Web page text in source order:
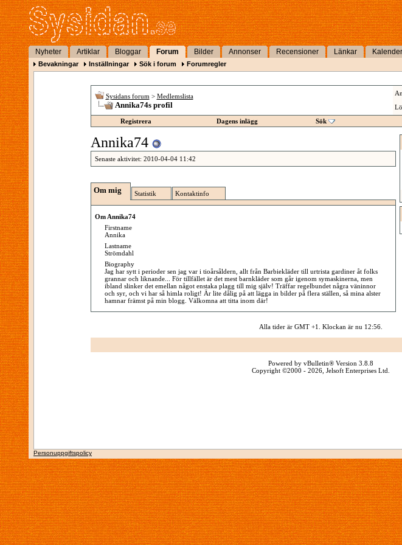
Nyheter Artiklar Bloggar Forum Bilder Annonser Recensioner Länkar Kalender
Bevakningar Inställningar Sök i forum Forumregler
Sysidans forum > Medlemslista
Annika74s profil
Registrera
Dagens inlägg Sök
Annika74
Senaste aktivitet: 2010-04-04 11:42
Om mig Statistik Kontaktinfo
Om Annika74
Firstname
Annika
Lastname
Strömdahl
Biography
Jag har sytt i perioder sen jag var i tioårsåldern, allt från Barbiekläder till urtrista gardiner åt folks
grannar och liknande... För tillfället är det mest barnkläder som går igenom symaskinerna, men
ibland slinker det emellan något enstaka plagg till mig själv! Träffar regelbundet några väninnor
och syr, och vi har så himla roligt! Är lite dålig på att lägga in bilder på flera ställen, så mina alster
hamnar främst på min blogg. Välkomna att titta inom där!
Alla tider är GMT +1. Klockan är nu 12:56
Powered by vBulletin® Version 3.8.8
Copyright ©2000 - 2026, Jelsoft Enterprises Ltd.
Personuppgiftspolicy